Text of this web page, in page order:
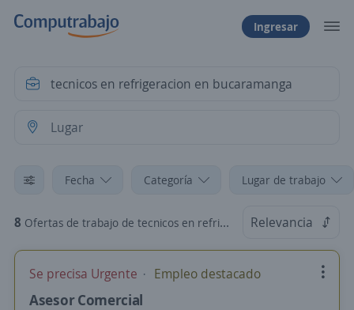
Ingresar
Fecha Categoría Lugar de trabajo
8 Ofertas de trabajo de tecnicos en refrigeracion en bucaramanga Relevancia
Se precisa Urgente Empleo destacado
Asesor Comercial